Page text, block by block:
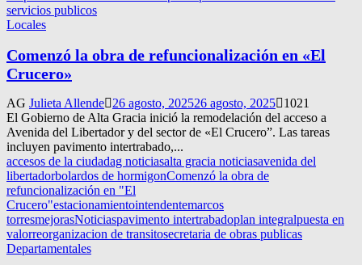
servicios publicos
Locales
Comenzó la obra de refuncionalización en «El
Crucero»
AG Julieta Allende 26 agosto, 202526 agosto, 2025
1021
El Gobierno de Alta Gracia inició la remodelación del acceso a
Avenida del Libertador y del sector de «El Crucero”. Las tareas
incluyen pavimento intertrabado,...
accesos de la ciudadag noticiasalta gracia noticiasavenida del
libertadorbolardos de hormigonComenzó la obra de
refuncionalización en "El
Crucero"estacionamientointendentemarcos
torresmejorasNoticiaspavimento intertrabadoplan integralpuesta en
valorreorganizacion de transitosecretaria de obras publicas
Departamentales